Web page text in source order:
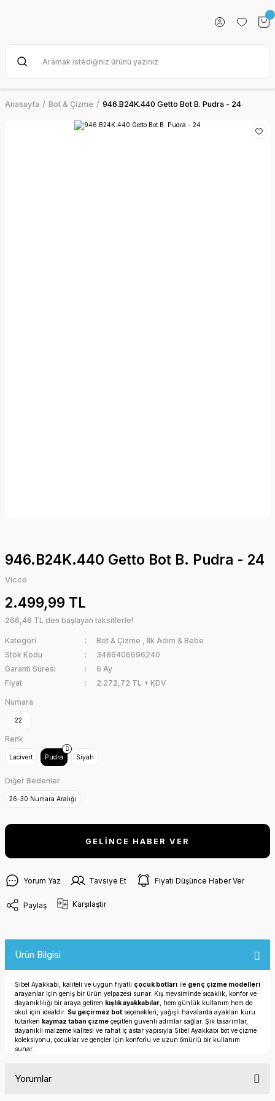
Anasayfa Bot & Çizme 946.B24K.440 Getto Bot B. Pudra - 24
946.B24K.440 Getto Bot B. Pudra - 24
Vicco
2.499,99 TL
266,46 TL den başlayan taksitlerle!
Kategori Bot & Çizme , İlk Adım & Bebe
Stok Kodu
3486406696240
Garanti Süresi
6 Ay
Fiyat
2.272,72 TL + KDV
Numara
22
Renk
Lacivert Pudra Siyah
Diğer Bedenler
26-30 Numara Aralığı
GELİNCE HABER VER
Yorum Yaz Tavsiye Et Fiyatı Düşünce Haber Ver
Paylaş Karşılaştır
Ürün Bilgisi
Sibel Ayakkabı, kaliteli ve uygun fiyatlı çocuk botları ile genç çizme modelleri
arayanlar için geniş bir ürün yelpazesi sunar. Kış mevsiminde sıcaklık, konfor ve
dayanıklılığı bir araya getiren kışlık ayakkabılar , hem günlük kullanım hem de
okul için idealdir. Su geçirmez bot seçenekleri, yağışlı havalarda ayakları kuru
tutarken kaymaz taban çizme çeşitleri güvenli adımlar sağlar. Şık tasarımlar,
dayanıklı malzeme kalitesi ve rahat iç astar yapısıyla Sibel Ayakkabı bot ve çizme
koleksiyonu, çocuklar ve gençler için konforlu ve uzun ömürlü bir kullanım
sunar.
Yorumlar